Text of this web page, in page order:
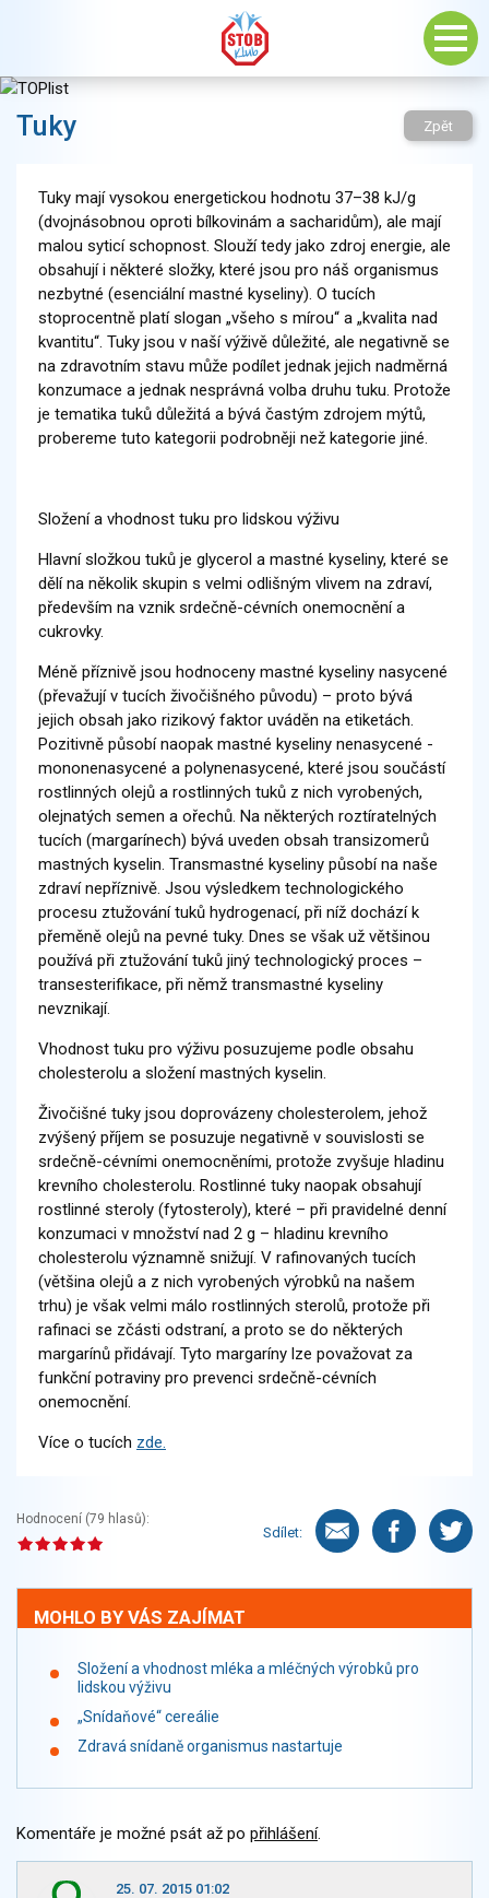
Tuky Zpět
Tuky mají vysokou energetickou hodnotu 37–38 kJ/g
(dvojnásobnou oproti bílkovinám a sacharidům), ale mají
malou syticí schopnost. Slouží tedy jako zdroj energie, ale
obsahují i některé složky, které jsou pro náš organismus
nezbytné (esenciální mastné kyseliny). O tucích
stoprocentně platí slogan „všeho s mírou“ a „kvalita nad
kvantitu“. Tuky jsou v naší výživě důležité, ale negativně se
na zdravotním stavu může podílet jednak jejich nadměrná
konzumace a jednak nesprávná volba druhu tuku. Protože
je tematika tuků důležitá a bývá častým zdrojem mýtů,
probereme tuto kategorii podrobněji než kategorie jiné.
Složení a vhodnost tuku pro lidskou výživu
Hlavní složkou tuků je glycerol a mastné kyseliny, které se
dělí na několik skupin s velmi odlišným vlivem na zdraví,
především na vznik srdečně-cévních onemocnění a
cukrovky.
Méně příznivě jsou hodnoceny mastné kyseliny nasycené
(převažují v tucích živočišného původu) – proto bývá
jejich obsah jako rizikový faktor uváděn na etiketách.
Pozitivně působí naopak mastné kyseliny nenasycené -
mononenasycené a polynenasycené, které jsou součástí
rostlinných olejů a rostlinných tuků z nich vyrobených,
olejnatých semen a ořechů. Na některých roztíratelných
tucích (margarínech) bývá uveden obsah transizomerů
mastných kyselin. Transmastné kyseliny působí na naše
zdraví nepříznivě. Jsou výsledkem technologického
procesu ztužování tuků hydrogenací, při níž dochází k
přeměně olejů na pevné tuky. Dnes se však už většinou
používá při ztužování tuků jiný technologický proces –
transesterifikace, při němž transmastné kyseliny
nevznikají.
Vhodnost tuku pro výživu posuzujeme podle obsahu
cholesterolu a složení mastných kyselin.
Živočišné tuky jsou doprovázeny cholesterolem, jehož
zvýšený příjem se posuzuje negativně v souvislosti se
srdečně-cévními onemocněními, protože zvyšuje hladinu
krevního cholesterolu. Rostlinné tuky naopak obsahují
rostlinné steroly (fytosteroly), které – při pravidelné denní
konzumaci v množství nad 2 g – hladinu krevního
cholesterolu významně snižují. V rafinovaných tucích
(většina olejů a z nich vyrobených výrobků na našem
trhu) je však velmi málo rostlinných sterolů, protože při
rafinaci se zčásti odstraní, a proto se do některých
margarínů přidávají. Tyto margaríny lze považovat za
funkční potraviny pro prevenci srdečně-cévních
onemocnění.
Více o tucích zde.
Hodnocení (79 hlasů):
Sdílet:
MOHLO BY VÁS ZAJÍMAT
Složení a vhodnost mléka a mléčných výrobků pro
lidskou výživu
„Snídaňové“ cereálie
Zdravá snídaně organismus nastartuje
Komentáře je možné psát až po přihlášení.
25. 07. 2015 01:02